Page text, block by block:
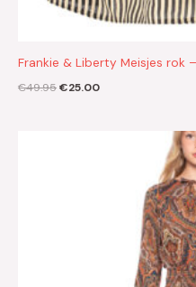
Frankie & Liberty Meisjes rok
€49.95€25.00